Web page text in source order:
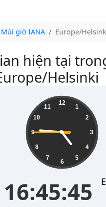
Múi giờ IANA Europe/
hiện tại
Helsinki
12
1
2
3
4
5
6
7
8
9
10
11
16:45:45